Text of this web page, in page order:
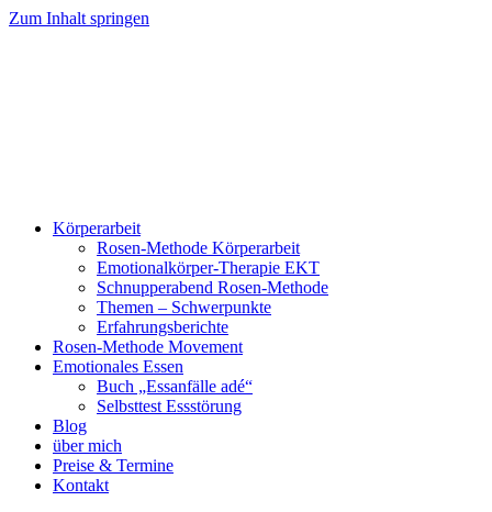
Zum Inhalt springen
Körperarbeit
Rosen-Methode Körperarbeit
Emotionalkörper-Therapie EKT
Schnupperabend Rosen-Methode
Themen – Schwerpunkte
Erfahrungsberichte
Rosen-Methode Movement
Emotionales Essen
Buch „Essanfälle adé“
Selbsttest Essstörung
Blog
über mich
Preise & Termine
Kontakt